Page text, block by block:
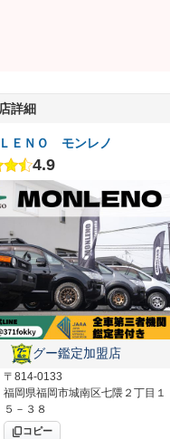
詳細
ＥＮＯ モンレノ
4.9
グー鑑定加盟店
〒814-0133
福岡県福岡市城南区七隈２丁目１
５－３８
コピー